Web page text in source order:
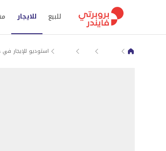
للبيع للايجار
شقق للايجار في مكة المكرمةاستوديو للإيجار